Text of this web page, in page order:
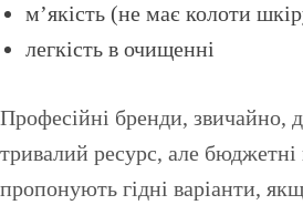
м’якість (не має колоти
легкість в очищенні
Професійні бренди, звичайно,
тривалий ресурс, але
пропонують гідні варіанти,